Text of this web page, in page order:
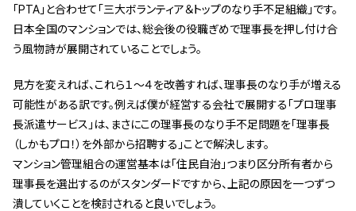
「PTA」と合わせて「三大ボランティア＆トップのなり手不足組織」です。
日本全国のマンションでは、総会後の役職ぎめで理事長を押し付け合
う風物詩が展開されていることでしょう。
見方を変えれば、これら１～４を改善すれば、理事長のなり手が増える
可能性がある訳です。例えば僕が経営する会社で展開する「プロ理事
長派遣サービス」は、まさにこの理事長のなり手不足問題を「理事長
（しかもプロ！）を外部から招聘する」ことで解決します。
マンション管理組合の運営基本は「住民自治」つまり区分所有者から
理事長を選出するのがスタンダードですから、上記の原因を一つずつ
潰していくことを検討されると良いでしょう。